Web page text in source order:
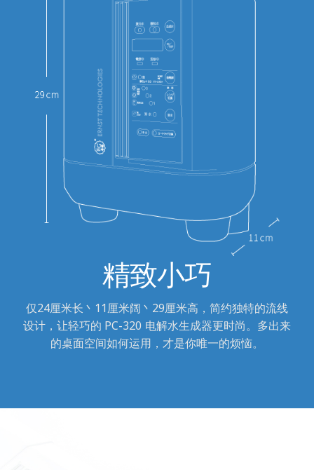
精致小巧
仅24厘米长丶11厘米阔丶29厘米高，简约独特的流线
设计，让轻巧的 PC-320 电解水生成器更时尚。多出来
的桌面空间如何运用，才是你唯一的烦恼。